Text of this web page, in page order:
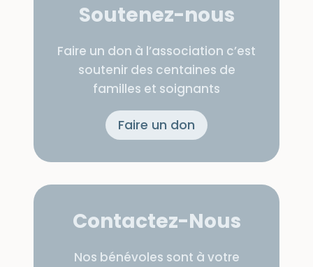
Soutenez-nous
Faire un don à l’association c’est
soutenir des centaines de
familles et soignants
Faire un don
Contactez-Nous
Nos bénévoles sont à votre